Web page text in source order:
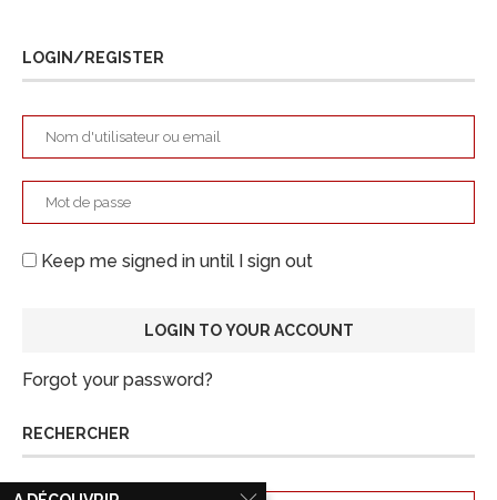
LOGIN/REGISTER
Keep me signed in until I sign out
Forgot your password?
RECHERCHER